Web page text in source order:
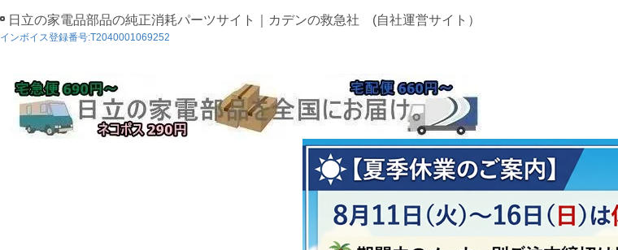
日立の家電品部品の純正消耗パーツサイト｜カデンの救急社 (自社運営サイト）
インボイス登録番号:T2040001069252